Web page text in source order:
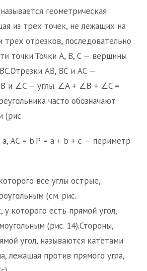
геометрическая
из трех точек, не лежащих на
отрезков, последовательно
точки.Точки А, В, С — вершины
АВ, ВС и АС —
и ∠C — углы. ∠A + ∠B + ∠C =
часто обозначают
(рис.
а, АС = b.Р = а + b + с — периметр
все углы острые,
(см. рис.
у которого есть прямой угол,
(рис. 14).Стороны,
угол, называются катетами
лежащая против прямого угла,